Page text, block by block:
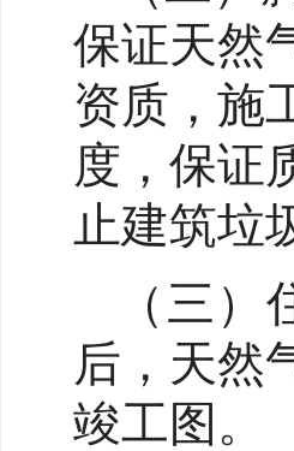
保证天然
资质，施
度，保证
止建筑垃
（三
后，天然
竣工图。